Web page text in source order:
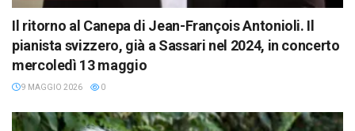
Il ritorno al Canepa di Jean-François Antonioli. Il
pianista svizzero, già a Sassari nel 2024, in concerto
mercoledì 13 maggio
9 MAGGIO 2026 0